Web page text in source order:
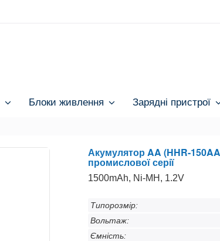
Блоки живлення Зарядні пристрої
Акумулятор AA (HHR-
промислової серії
1500mAh, Ni-MH, 1.2V
Типорозмір:
Вольтаж:
Ємність: